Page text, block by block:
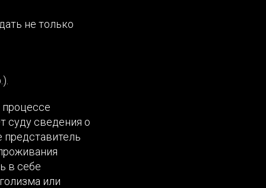
не только
процессе
суду сведения о
представитель
в себе
или